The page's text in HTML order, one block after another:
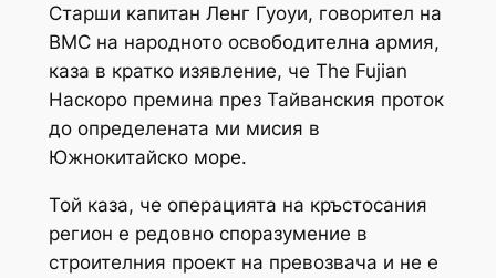
Старши капитан Ленг Гуоуи, говорител на
ВМС на народното освободителна армия,
каза в кратко изявление, че The Fujian
Наскоро премина през Тайванския проток
до определената ми мисия в
Южнокитайско море.
Той каза, че операцията на кръстосания
регион е редовно споразумение в
строителния проект на превозвача и не е